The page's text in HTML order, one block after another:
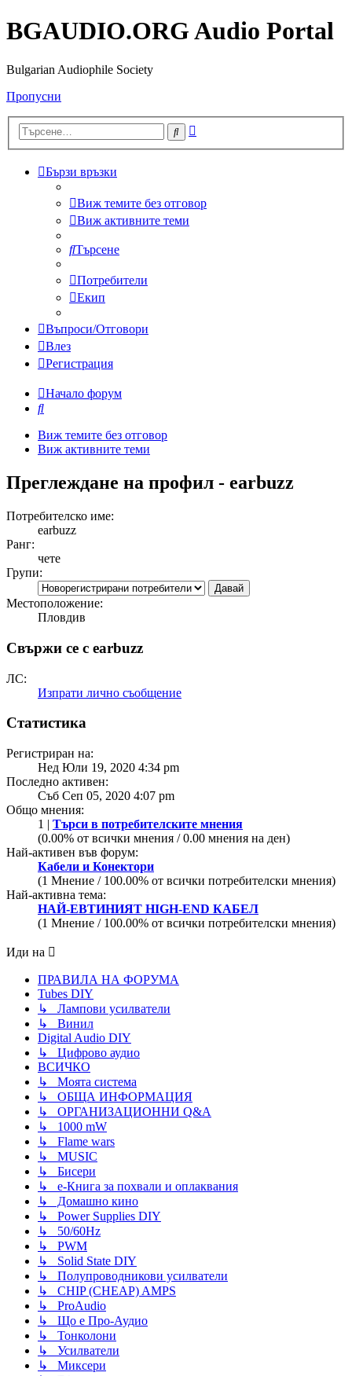
BGAUDIO.ORG Audio Portal
Bulgarian Audiophile Society
Пропусни
Търсене
Бързи връзки
Виж темите без отговор
Виж активните теми
Търсене
Потребители
Екип
Въпроси/Отговори
Влез
Регистрация
Начало форум
Търсене
Виж темите без отговор
Виж активните теми
Преглеждане на профил - earbuzz
Потребителско име:
earbuzz
Ранг:
чете
Групи:
Местоположение:
Пловдив
Свържи се с earbuzz
ЛС:
Изпрати лично съобщение
Статистика
Регистриран на:
Нед Юли 19, 2020 4:34 pm
Последно активен:
Съб Сеп 05, 2020 4:07 pm
Общо мнения:
1 | Търси в потребителските мнения
(0.00% от всички мнения / 0.00 мнения на ден)
Най-активен във форум:
Кабели и Конектори
(1 Мнение / 100.00% от всички потребителски мнения)
Най-активна тема:
НАЙ-ЕВТИНИЯТ HIGH-END КАБЕЛ
(1 Мнение / 100.00% от всички потребителски мнения)
Иди на
ПРАВИЛА НА ФОРУМА
Tubes DIY
↳ Лампови усилватели
↳ Винил
Digital Audio DIY
↳ Цифрово аудио
ВСИЧКО
↳ Моята система
↳ ОБЩА ИНФОРМАЦИЯ
↳ ОРГАНИЗАЦИОННИ Q&A
↳ 1000 mW
↳ Flаme wаrs
↳ MUSIC
↳ Бисери
↳ e-Книга за похвали и оплаквания
↳ Домашно кино
↳ Power Supplies DIY
↳ 50/60Hz
↳ PWM
↳ Solid State DIY
↳ Полупроводникови усилватели
↳ CHIP (CHEAP) AMPS
↳ ProAudio
↳ Що е Про-Аудио
↳ Тонколони
↳ Усилватели
↳ Миксери